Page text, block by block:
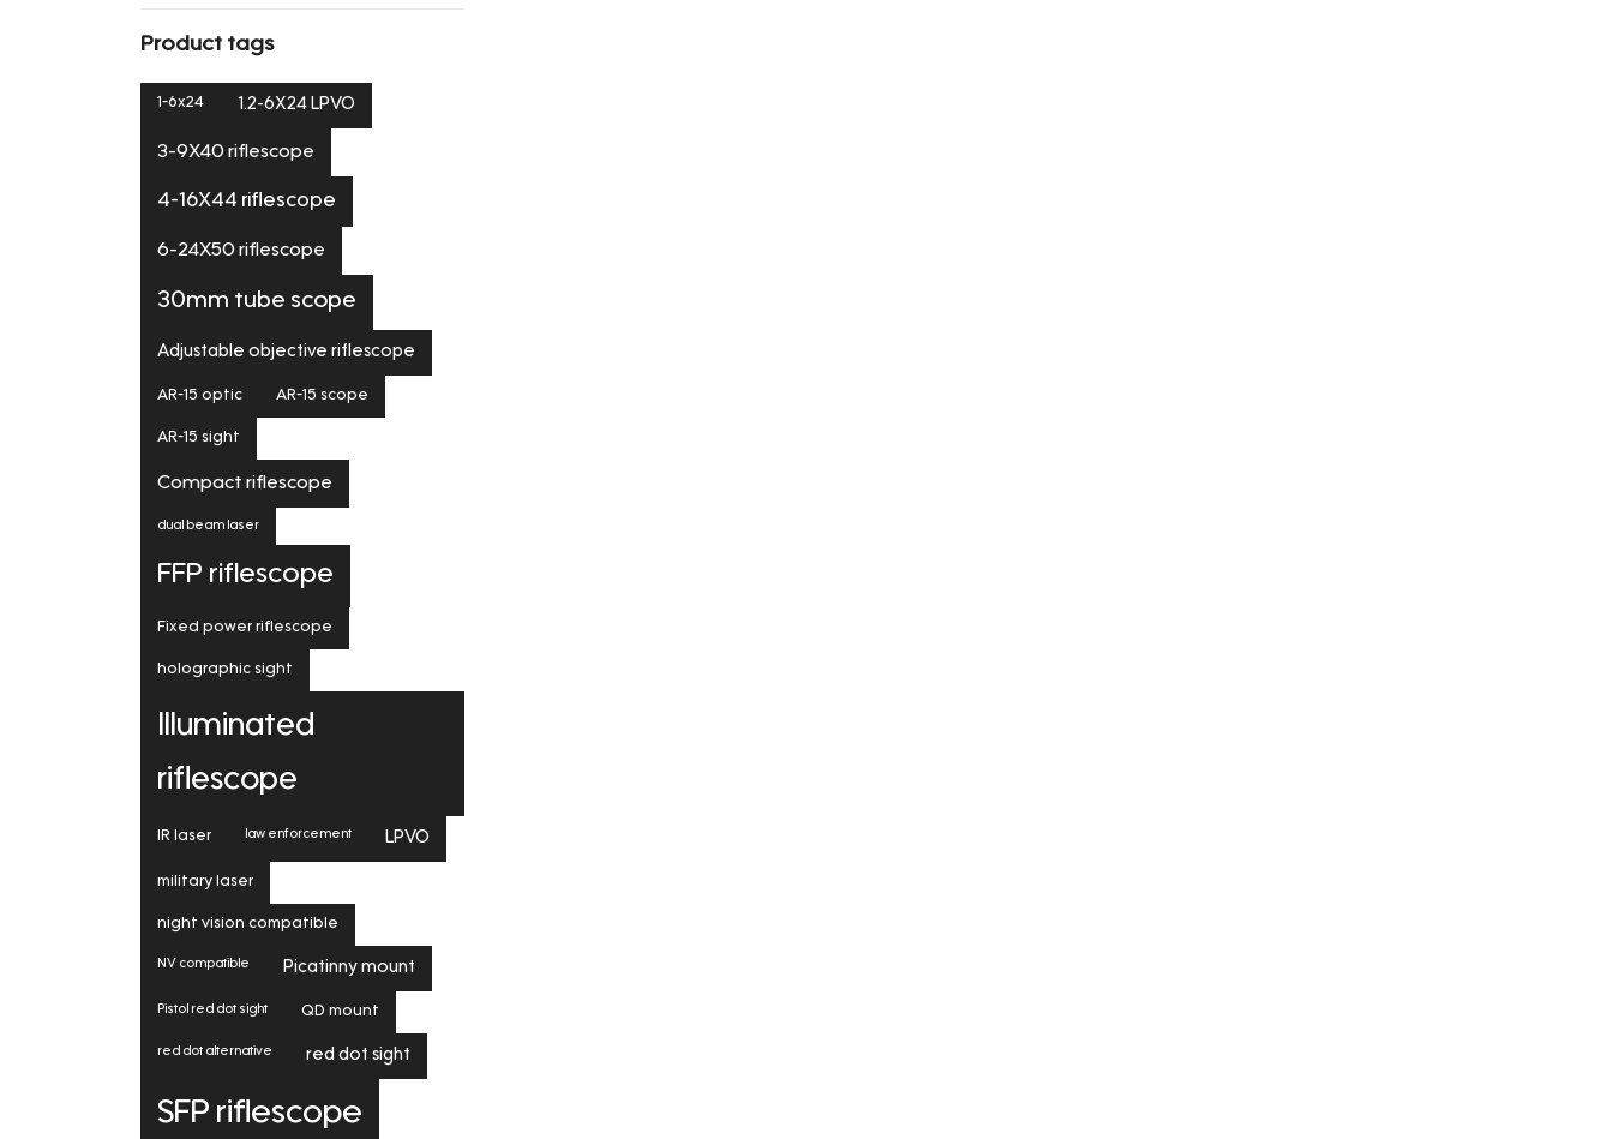
Product tags
1-6x24 1.2-6X24 LPVO
3-9X40 riflescope
4-16X44 riflescope
6-24X50 riflescope
30mm tube scope
Adjustable objective riflescope
AR-15 optic AR-15 scope
AR-15 sight
Compact riflescope
dual beam laser
FFP riflescope
Fixed power riflescope
holographic sight
Illuminated
riflescope
IR laser law enforcement LPVO
military laser
night vision compatible
NV compatible Picatinny mount
Pistol red dot sight QD mount
red dot alternative red dot sight
SFP riflescope